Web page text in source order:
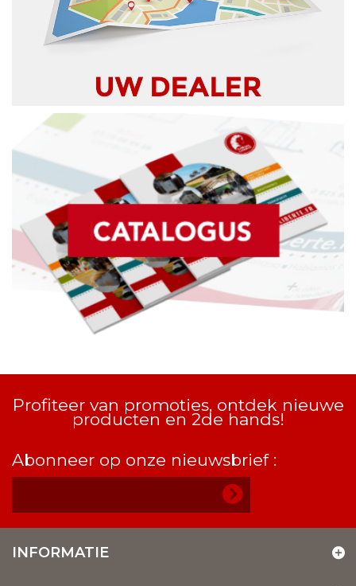
Profiteer van promoties, ontdek nieuwe
producten en 2de hands!
Abonneer op onze nieuwsbrief :
INFORMATIE